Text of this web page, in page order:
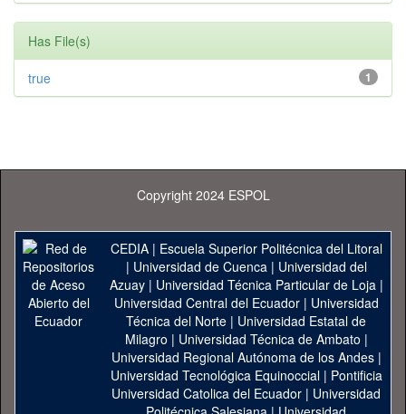
Has File(s)
1
true
Copyright 2024 ESPOL
CEDIA| Escuela Superior Politécnica del Litoral
| Universidad de Cuenca| Universidad del
Azuay| Universidad Técnica Particular de Loja|
Universidad Central del Ecuador| Universidad
Técnica del Norte | Universidad Estatal de
Milagro | Universidad Técnica de Ambato |
Universidad Regional Autónoma de los Andes|
Universidad Tecnológica Equinoccial| Pontificia
Universidad Catolica del Ecuador | Universidad